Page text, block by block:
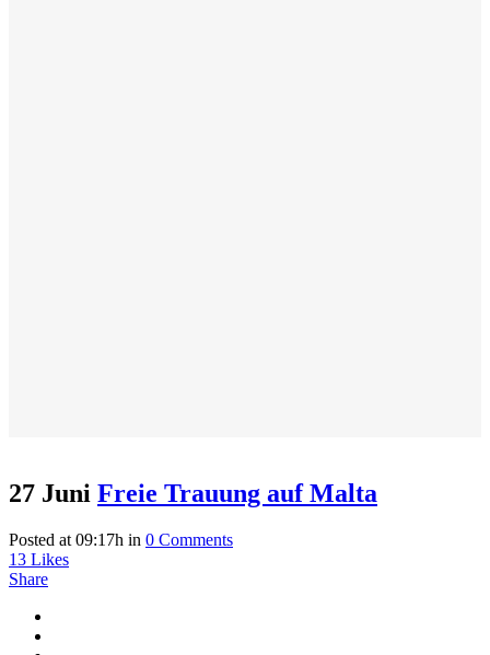
27 Juni Freie Trauung auf Malta
Posted at 09:17h in 0 Comments
13 Likes
Share